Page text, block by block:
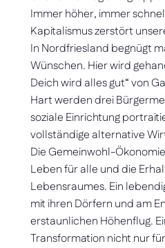
Immer höher, immer
Kapitalismus zerstört
In Nordfriesland begnügt
Wünschen. Hier wird
Deich wird alles gut“ von
Hart werden drei
soziale Einrichtung
vollständige alternative
Die Gemeinwohl-
Leben für alle und die
Lebensraumes. Ein
mit ihren Dörfern und am
erstaunlichen Höhenflug.
Transformation nicht nur